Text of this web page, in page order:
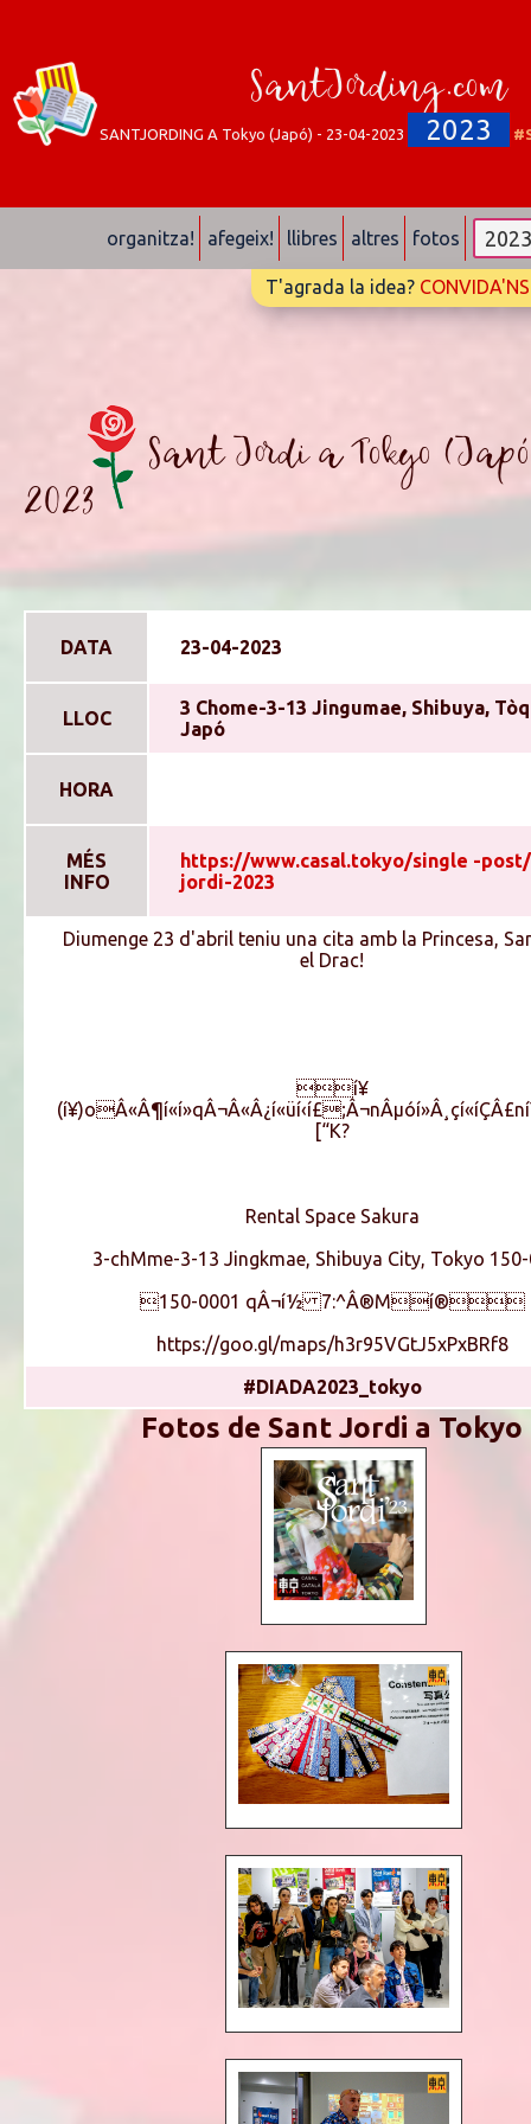
SantJording.com
SANTJORDING A Tokyo (Japó) - 23-04-2023 2023
organitza! afegeix! llibres altres fotos
T'agrada la idea?
Sant Jordi a Tokyo
2023
DATA 23-04-2023
LLOC
3 Chome-3-13 Jingumae, Shibuya,
Japó
HORA
MÉS
INFO
https://www.casal.tokyo/single -
jordi-2023
Diumenge 23 d'abril teniu una cita amb la Princesa,
el Drac!
í¥
[“K?
Rental Space Sakura
3-chMme-3-13 Jingkmae, Shibuya City, Tokyo
150-0001 qÂ¬í½ 7:^Â®Mí®
https://goo.gl/maps/h3r95VGtJ5xPxBRf8
#DIADA2023_tokyo
Fotos de Sant Jordi a Tokyo